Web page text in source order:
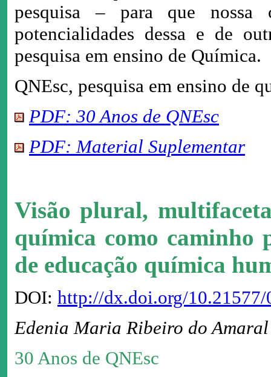
pesquisa – para que nossa
potencialidades dessa e de
pesquisa em ensino de Química.
QNEsc, pesquisa em ensino de
PDF: 30 Anos de QNEsc
PDF: Material Suplementar
Visão plural,
química como caminho
de educação química
DOI: http://dx.doi.org/
Edenia Maria Ribeiro do Amaral
30 Anos de QNEsc